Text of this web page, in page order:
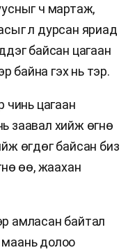
ч мартаж,
л дурсан яриад
байсан цагаан
байна гэх нь тэр.
чинь цагаан
заавал хийж өгнө
өгдөг байсан биз
өө, жаахан
амласан байтал
долоо